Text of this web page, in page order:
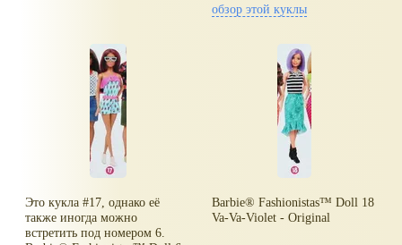
обзор этой куклы
Это кукла #17, однако её
также иногда можно
встретить под номером 6.
Barbie® Fashionistas™ Doll 18
Va-Va-Violet - Original